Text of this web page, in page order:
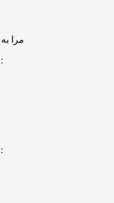
مرا
لطفا پاسخ را به عدد انگلیسی وارد کنید:
لطفا پاسخ را به عدد انگلیسی وارد کنید: